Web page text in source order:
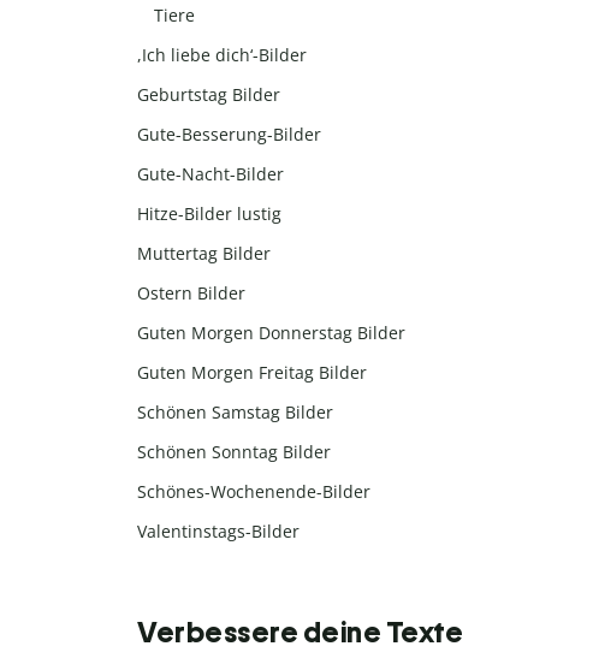
Tiere
,Ich liebe dich‘-Bilder
Geburtstag Bilder
Gute-Besserung-Bilder
Gute-Nacht-Bilder
Hitze-Bilder lustig
Muttertag Bilder
Ostern Bilder
Guten Morgen Donnerstag Bilder
Guten Morgen Freitag Bilder
Schönen Samstag Bilder
Schönen Sonntag Bilder
Schönes-Wochenende-Bilder
Valentinstags-Bilder
Verbessere deine Texte